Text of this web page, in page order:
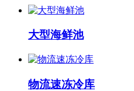
大型海鲜池
物流速冻冷库